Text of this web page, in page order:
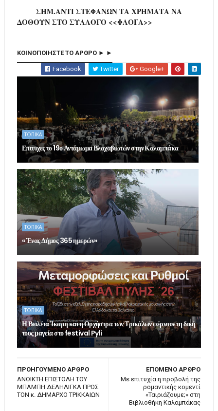
ΣΗΜ.ΑΝΤΙ ΣΤΕΦΑΝΩΝ ΤΑ ΧΡΗΜΑΤΑ ΝΑ
ΔΟΘΟΥΝ ΣΤΟ ΣΥΛΛΟΓΟ <<ΦΛΟΓΑ>>
ΚΟΙΝΟΠΟΙΗΣΤΕ ΤΟ ΑΡΘΡΟ ► ►
Facebook Twitter Google+
ΤΟΠΙΚΑ
Επιτυχες το 19ο Αντάμωμα Βλαχαβιωτών στην Καλαμπάκα
ΤΟΠΙΚΑ
« Ένας Δήμος 365 ημερών»
ΤΟΠΙΚΑ
Η Βιολέτα Ίκαρη και η Ορχήστρα των Τρικάλων φέρνουν τη δική
τους μαγεία στο festival Pyli
ΕΠΟΜΕΝΟ ΑΡΘΡΟ
Με επιτυχία η προβολή της
ρομαντικής κομεντί
«Ταιριάζουμε;» στη
Βιβλιοθήκη Καλαμπάκας
ΠΡΟΗΓΟΥΜΕΝΟ ΑΡΘΡΟ
ANOIKTH EΠΙΣΤΟΛΗ ΤΟΥ
ΜΠΑΜΠΗ ΔΕΛΗΛΙΓΚΑ ΠΡΟΣ
ΤΟΝ κ. ΔΗΜΑΡΧΟ ΤΡΙΚΚΑΙΩΝ